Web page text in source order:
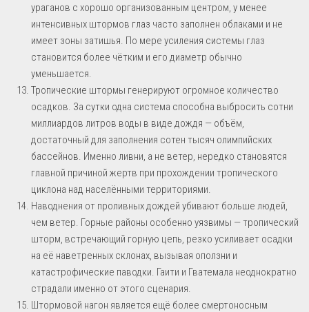
ураганов с хорошо организованным центром, у менее
интенсивных штормов глаз часто заполнен облаками и не
имеет зоны затишья. По мере усиления системы глаз
становится более чётким и его диаметр обычно
уменьшается.
Тропические штормы генерируют огромное количество
осадков. За сутки одна система способна выбросить сотни
миллиардов литров воды в виде дождя — объём,
достаточный для заполнения сотен тысяч олимпийских
бассейнов. Именно ливни, а не ветер, нередко становятся
главной причиной жертв при прохождении тропического
циклона над населёнными территориями.
Наводнения от проливных дождей убивают больше людей,
чем ветер. Горные районы особенно уязвимы — тропический
шторм, встречающий горную цепь, резко усиливает осадки
на её наветренных склонах, вызывая оползни и
катастрофические паводки. Гаити и Гватемала неоднократно
страдали именно от этого сценария.
Штормовой нагон является ещё более смертоносным